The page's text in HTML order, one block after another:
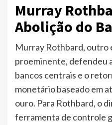
Murray
Abolição do
Murray Rothbard, outro
proeminente, defendeu
bancos centrais e o
monetário baseado em
ouro. Para Rothbard, o
ferramenta de controle